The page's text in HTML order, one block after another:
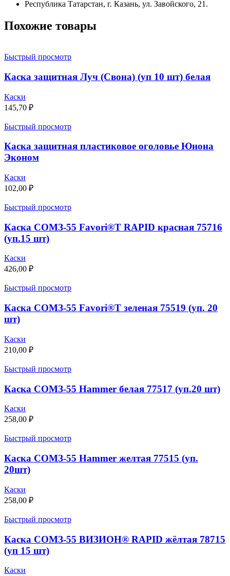
Республика Татарстан, г. Казань, ул. Завойского, 21.
Похожие товары
Быстрый просмотр
Каска защитная Луч (Свона) (уп 10 шт) белая
Каски
145,70 ₽
Быстрый просмотр
Каска защитная пластиковое оголовье Юнона
Эконом
Каски
102,00 ₽
Быстрый просмотр
Каска СОМЗ-55 Favori®T RAPID красная 75716
(уп.15 шт)
Каски
426,00 ₽
Быстрый просмотр
Каска СОМЗ-55 Favori®T зеленая 75519 (уп. 20
шт)
Каски
210,00 ₽
Быстрый просмотр
Каска СОМЗ-55 Hammer белая 77517 (уп.20 шт)
Каски
258,00 ₽
Быстрый просмотр
Каска СОМЗ-55 Hammer желтая 77515 (уп.
20шт)
Каски
258,00 ₽
Быстрый просмотр
Каска СОМЗ-55 ВИЗИОН® RAPID жёлтая 78715
(уп 15 шт)
Каски